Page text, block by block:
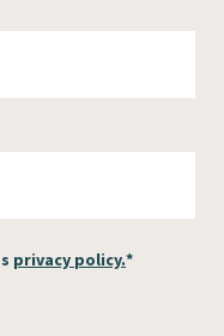
privacy policy.*